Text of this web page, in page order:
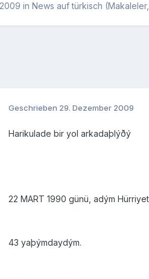
in News auf türkisch
Geschrieben 29. Dezember 2009
Harikulade bir yol arkadaþlýðý
22 MART 1990 günü, adým
43 yaþýmdaydým.